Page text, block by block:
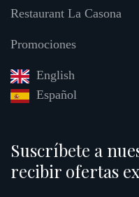
Restaurant La Casona
Promociones
English
Español
Suscríbete a
recibir ofertas